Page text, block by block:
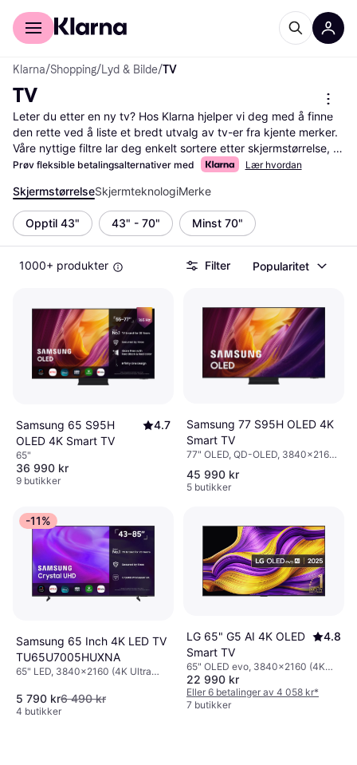
For kunder
Klarna/Shopping/Lyd & Bilde/TV
TV
Leter du etter en ny tv? Hos Klarna hjelper vi deg med å finne
den rette ved å liste et bredt utvalg av tv-er fra kjente merker.
Våre nyttige filtre lar deg enkelt sortere etter skjermstørrelse,
oppløsning og pris, slik at du raskt finner det som passer dine
brukeranmeldelser for å se hva andre synes om produktet før
du bestemmer deg. Dette gjør det enklere å ta en veloverveid
beslutning. Vi gir deg muligheten til å sammenligne priser fra
flere forhandlere, slik at du alltid får mest verdi for pengene.
Klarna gjør det lett å navigere blant de mange alternativene og
finne de beste tilbudene. Start her for å finne din neste tv og få
Prøv fleksible betalingsalternativer med Lær hvordan
SkjermstørrelseSkjermteknologiMerke
Opptil 43" 43" - 70" Minst 70"
1000+ produkter Filter Popularitet
Samsung 65 S95H
OLED 4K Smart TV
4.7
65"
36 990 kr
9 butikker
Samsung 77 S95H OLED 4K
Smart TV
77" OLED, QD-OLED, 3840x2160
45 990 kr
5 butikker
-11%
Samsung 65 Inch 4K LED TV
TU65U7005HUXNA
65" LED, 3840x2160 (4K Ultra
5 790 kr6 490 kr
4 butikker
LG 65" G5 AI 4K OLED
Smart TV
4.8
65" OLED evo, 3840x2160 (4K
Ultra HD), Smart TV
22 990 kr
Eller 6 betalinger av 4 058 kr*
7 butikker